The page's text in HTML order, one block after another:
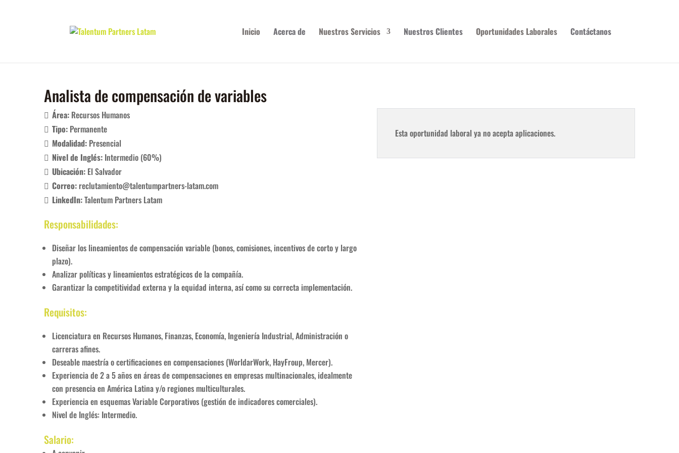
Inicio Acerca de Nuestros Servicios Nuestros Clientes Oportunidades Laborales Contáctanos
Analista de compensación de variables
Área: Recursos Humanos
Tipo: Permanente
Modalidad: Presencial
Nivel de Inglés: Intermedio (60%)
Ubicación: El Salvador
Correo: reclutamiento@talentumpartners-latam.com
LinkedIn:Talentum Partners Latam
Responsabilidades:
Diseñar los lineamientos de compensación variable (bonos, comisiones, incentivos de corto y largo
plazo).
Analizar políticas y lineamientos estratégicos de la compañía.
Garantizar la competitividad externa y la equidad interna, así como su correcta implementación.
Requisitos:
Licenciatura en Recursos Humanos, Finanzas, Economía, Ingeniería Industrial, Administración o
carreras afines.
Deseable maestría o certificaciones en compensaciones (WorldarWork, HayFroup, Mercer).
Experiencia de 2 a 5 años en áreas de compensaciones en empresas multinacionales, idealmente
con presencia en América Latina y/o regiones multiculturales.
Experiencia en esquemas Variable Corporativos (gestión de indicadores comerciales).
Nivel de Inglés: Intermedio.
Salario:
Esta oportunidad laboral ya no acepta aplicaciones.